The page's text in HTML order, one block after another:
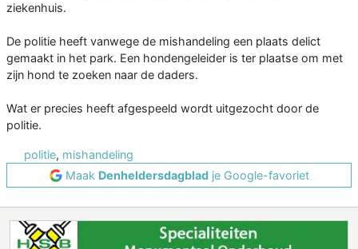
ziekenhuis.
De politie heeft vanwege de mishandeling een plaats delict
gemaakt in het park. Een hondengeleider is ter plaatse om met
zijn hond te zoeken naar de daders.
Wat er precies heeft afgespeeld wordt uitgezocht door de
politie.
politie, mishandeling
Maak Denheldersdagbladje Google-favoriet